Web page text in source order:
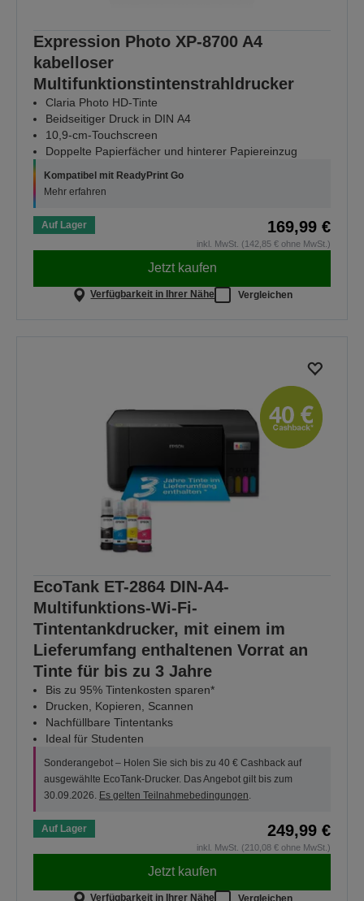
Expression Photo XP-8700 A4
kabelloser
Multifunktionstintenstrahldrucker
Claria Photo HD-Tinte
Beidseitiger Druck in DIN A4
10,9-cm-Touchscreen
Doppelte Papierfächer und hinterer Papiereinzug
Kompatibel mit ReadyPrint Go
Mehr erfahren
Auf Lager 169,99 €
inkl. MwSt. (142,85 € ohne MwSt.)
Jetzt kaufen
Verfügbarkeit in Ihrer Nähe Vergleichen
EcoTank ET-2864 DIN-A4-
Multifunktions-Wi-Fi-
Tintentankdrucker, mit einem im
Lieferumfang enthaltenen Vorrat an
Tinte für bis zu 3 Jahre
Bis zu 95% Tintenkosten sparen*
Drucken, Kopieren, Scannen
Nachfüllbare Tintentanks
Ideal für Studenten
Sonderangebot – Holen Sie sich bis zu 40 € Cashback auf
ausgewählte EcoTank-Drucker. Das Angebot gilt bis zum
30.09.2026. Es gelten Teilnahmebedingungen.
Auf Lager 249,99 €
inkl. MwSt. (210,08 € ohne MwSt.)
Jetzt kaufen
Verfügbarkeit in Ihrer Nähe Vergleichen